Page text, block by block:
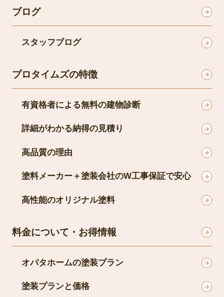
ブログ
スタッフブログ
プロタイムズの特徴
有資格者による無料の建物診断
詳細がわかる納得の見積り
高品質の理由
塗料メーカー＋塗装会社のW工事保証で安心
高性能のオリジナル塗料
料金について・お得情報
オバタホームの塗装プラン
塗装プランと価格